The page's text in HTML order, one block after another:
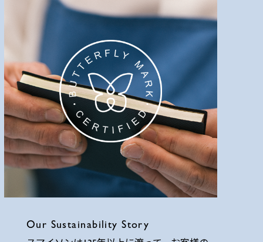
Our Sustainability Story